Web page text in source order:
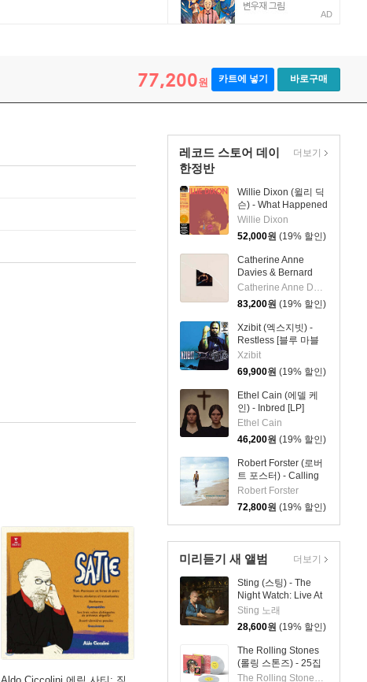
AD
77,200원 카트에 넣기 바로구매
레코드 스토어 데이
한정반
Willie Dixon (윌리 딕
슨) - What Happened
to My Blues [오렌지
컬러 LP]
Willie Dixon
52,000원 (19% 할인)
Catherine Anne
Davies & Bernard
Butler (캐서린 앤 데
이비스 & 버나드 버틀
러) - In Memory Of
My Feelings [7인치
Vinyl + 골드 컬러 LP]
Catherine Anne Davies & Bernard Butler
83,200원 (19% 할인)
Xzibit (엑스지빗) -
Restless [블루 마블
컬러 2LP]
Xzibit
69,900원 (19% 할인)
Ethel Cain (에델 케
인) - Inbred [LP]
Ethel Cain
46,200원 (19% 할인)
Robert Forster (로버
트 포스터) - Calling
From A Country
Phone [7인치 Vinyl +
스카이 블루 컬러 LP]
Robert Forster
72,800원 (19% 할인)
더보기
미리듣기 새 앨범
Sting (스팅) - The
Night Watch: Live At
The Rijksmuseum
Sting 노래
28,600원 (19% 할인)
The Rolling Stones
(롤링 스톤즈) - 25집
Foreign Tongues [클The Rolling Stones 밴드
더보기